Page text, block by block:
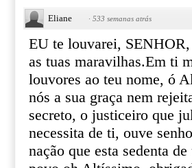
Eliane · 533 semanas atrás
EU te louvarei,
as tuas maravilhas.Em ti
louvores ao teu nome, ó
nós a sua graça nem
secreto, o justiceiro que
necessita de ti, ouve
nação que esta sedenta